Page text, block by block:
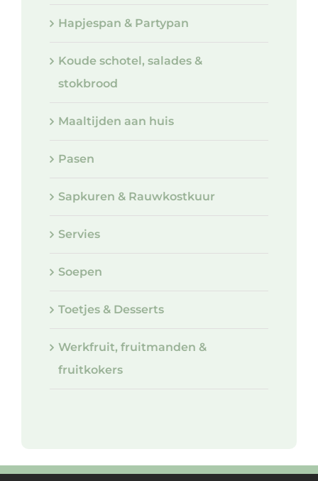
Hapjespan & Partypan
Koude schotel, salades &
stokbrood
Maaltijden aan huis
Pasen
Sapkuren & Rauwkostkuur
Servies
Soepen
Toetjes & Desserts
Werkfruit, fruitmanden &
fruitkokers